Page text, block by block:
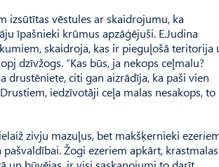
izsūtītas vēstules ar skaidrojumu, ka
īpašnieki krūmus apzāģējuši. E.Judina
skaidroja, kas ir pieguļošā teritorija
dzīvžogs. “Kas būs, ja nekops ceļmalu?
drustēniete, citi gan aizrādīja, ka paši vien
iedzīvotāji ceļa malas nesakops, to
zivju mazuļus, bet makšķernieki
Žogi ezeriem apkārt, krastmalas